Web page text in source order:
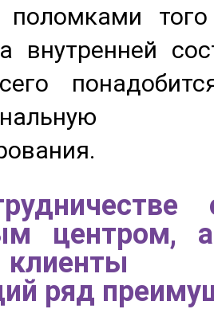
внутренней
центром,
ряд